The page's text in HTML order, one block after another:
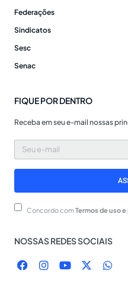
Federações
Sindicatos
Sesc
Senac
FIQUE POR DENTRO
Receba em seu e-mail nossas
Seu
e-
Concordo comTermos de uso
NOSSAS REDES SOCIAIS
F
a
I
n
Y
o
X
-
W
h